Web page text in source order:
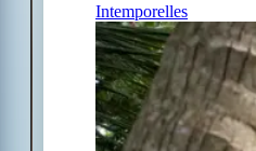
Intemporelles